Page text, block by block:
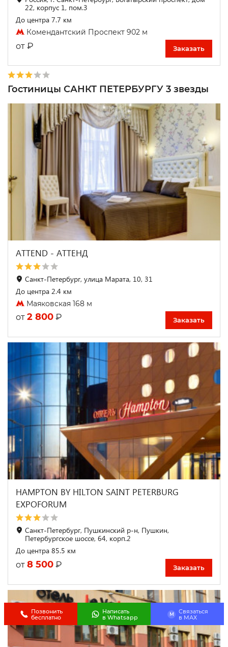
22, корпус 1, пом.3
До центра 7.7 км
Комендантский Проспект 902 м
от ₽ Заказать
Гостиницы САНКТ ПЕТЕРБУРГУ 3 звезды
ATTEND - АТТЕНД
Санкт-Петербург, улица Марата, 10, 31
До центра 2.4 км
Маяковская 168 м
от 2 800 ₽ Заказать
HAMPTON BY HILTON SAINT PETERBURG
EXPOFORUM
Санкт-Петербург, Пушкинский р-н, Пушкин,
Петербургское шоссе, 64, корп.2
До центра 85.5 км
от 8 500 ₽ Заказать
Позвонить
бесплатно
Написать
в Whatsapp
M
Связаться
в МАХ